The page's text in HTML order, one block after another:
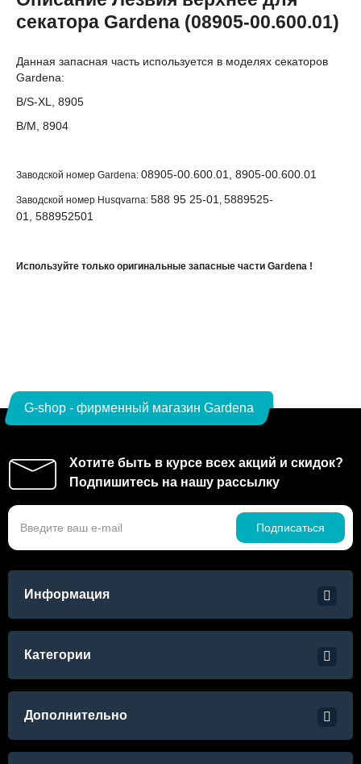
секатора Gardena (08905-00.600.01)
Данная запасная часть используется в моделях секаторов
Gardena:
B/S-XL, 8905
B/M, 8904
Заводской номер Gardena: 08905-00.600.01, 8905-00.600.01
Заводской номер Husqvarna: 588 95 25-01 5889525-
01, 588952501
Используйте только оригинальные запасные части Gardena !
G-shop - фирменный магазин Gardena
Хотите быть в курсе всех акций и скидок?
Подпишитесь на нашу рассылку
Подписаться
Информация
Категории
Дополнительно